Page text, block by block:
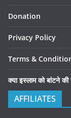
Donation
Privacy Policy
Terms &
क्या इस्लाम को बांटने
AFFILIATES